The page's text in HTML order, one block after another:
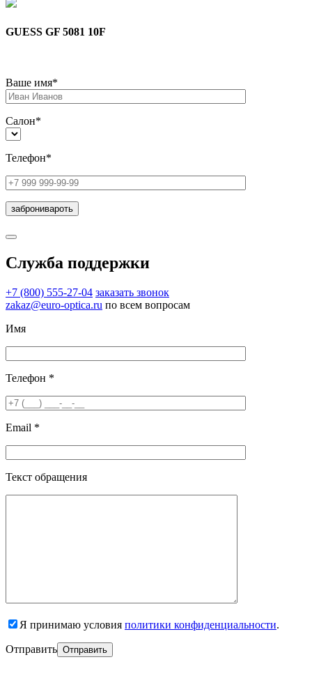
GUESS GF 5081 10F
Ваше имя*
Салон*
Телефон*
Служба поддержки
+7 (800) 555-27-04 заказать звонок
zakaz@euro-optica.ru по всем вопросам
Имя
Телефон *
Email *
Текст обращения
Я принимаю условия политики конфиденциальности.
Отправить